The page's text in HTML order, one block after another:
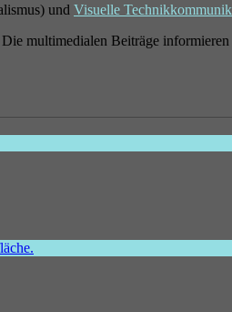
und Visuelle
multimedialen Beiträge